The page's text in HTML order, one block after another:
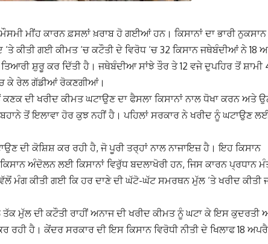
ਮੀਂਹ ਕਾਰਨ ਫ਼ਸਲਾਂ ਖ਼ਰਾਬ ਹੋ ਗਈਆਂ ਹਨ। ਕਿਸਾਨਾਂ ਦਾ ਭਾਰੀ ਨੁਕਸਾਨ
ਕੀਤੀ ਗਈ ਕੀਮਤ ‘ਚ ਕਟੌਤੀ ਦੇ ਵਿਰੋਧ ‘ਚ 32 ਕਿਸਾਨ ਜਥੇਬੰਦੀਆਂ ਨੇ 18
ਸ਼ੁਰੂ ਕਰ ਦਿੱਤੀ ਹੈ। ਜਥੇਬੰਦੀਆ ਸਾਂਝੇ ਤੌਰ ਤੇ 12 ਵਜੇ ਦੁਪਹਿਰ ਤੋਂ ਸ਼ਾਮੀ
ਕੇ ਰੇਲ ਗੱਡੀਆਂ ਰੋਕਣਗੀਆਂ।
ਦੀ ਖਰੀਦ ਕੀਮਤ ਘਟਾਉਣ ਦਾ ਫੈਸਲਾ ਕਿਸਾਨਾਂ ਨਾਲ ਧੋਖਾ ਕਰਨ ਅਤੇ
ਤੋਂ ਇਲਾਵਾ ਹੋਰ ਕੁਝ ਨਹੀਂ ਹੈ। ਪਹਿਲਾਂ ਸਰਕਾਰ ਨੇ ਖਰੀਦ ਨੂੰ ਘਟਾਉਣ
ਦੀ ਕੋਸ਼ਿਸ਼ ਕਰ ਰਹੀ ਹੈ, ਜੋ ਪੂਰੀ ਤਰ੍ਹਾਂ ਨਾਲ ਨਾਜਾਇਜ਼ ਹੈ। ਇਹ ਕਿਸਾਨ
ਅੰਦੋਲਨ ਲਈ ਕਿਸਾਨਾਂ ਵਿਰੁੱਧ ਬਦਲਾਖੋਰੀ ਹਨ, ਜਿਸ ਕਾਰਨ ਪ੍ਰਧਾਨ
ਮੰਗ ਕੀਤੀ ਗਈ ਕਿ ਹਰ ਦਾਣੇ ਦੀ ਘੱਟੋ-ਘੱਟ ਸਮਰਥਨ ਮੁੱਲ ‘ਤੇ ਖਰੀਦ ਕੀਤੀ
ਮੁੱਲ ਦੀ ਕਟੌਤੀ ਰਾਹੀਂ ਅਨਾਜ ਦੀ ਖਰੀਦ ਕੀਮਤ ਨੂੰ ਘਟਾ ਕੇ ਇਸ ਕੁਦਰਤੀ
ਰਹੀ ਹੈ। ਕੇਂਦਰ ਸਰਕਾਰ ਦੀ ਇਸ ਕਿਸਾਨ ਵਿਰੋਧੀ ਨੀਤੀ ਦੇ ਖਿਲਾਫ 18